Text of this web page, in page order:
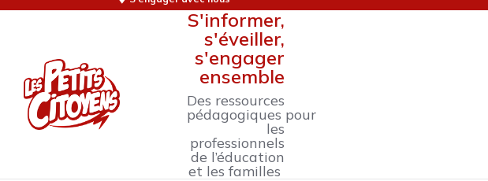
S'informer,
s'éveiller,
s'engager
ensemble
Des ressources
pédagogiques pour
les
professionnels
de l’éducation
et les familles